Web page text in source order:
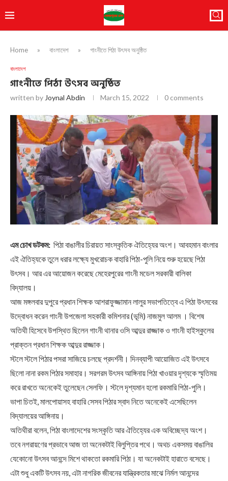
Home » বাংলাদেশ » গাংনীতে পিঠা উৎসব অনুষ্ঠিত
বাংলাদেশ
গাংনীতে পিঠা উৎসব অনুষ্ঠিত
written by Joynal Abdin March 15, 2022 0 comments
এম চোখ ডটকম: পিঠা বাঙালীর চিরায়ত সাংস্কৃতিক ঐতিহ্যের অংশ। আবহমান বাংলার
এই ঐতিহ্যকে তুলে ধরার লক্ষ্যে মুখরোচক বাহারি পিঠা-পুলি নিয়ে শুরু হয়েছে পিঠা
উৎসব। আর এর আয়োজন করেছে মেহেরপুরের গাংনী মডেল সরকারী বালিকা
বিদ্যালয়।
আজ মঙ্গলবার দুপুরে প্রধান শিক্ষক আশরাফুজ্জামান লালুর সভাপতিত্বে এ পিঠা উৎসবের
উদ্বোধন করেন গাংনী উপজেলা সহকারী কমিশনার (ভূমি) নাজমুল আলম । বিশেষ
অতিথী হিসেবে উপস্থিত ছিলেন গাংনী থানার ওসি আব্দুর রাজ্জাক ও গাংনী হাইস্কুলের
প্রাক্তন প্রধান শিক্ষক আব্দুর রাজ্জাক।
স্টলে স্টলে পিঠার পসরা সাজিয়ে চলছে প্রদর্শনী। দিনব্যাপী আয়োজিত এই উৎসবে
ছিলো নানা রকম পিঠার সমাহার। সরগরম উৎসব আঙ্গিনায় পিঠা খাওয়ার দৃশ্যকে স্মৃতিময়
করে রাখতে অনেকেই তুলেছেন সেলফি। স্টলে দৃশ্যমান হলো রকমারি পিঠা-পুলি।
ভাপা চিতই, মালপোয়াসহ বাহারি সেসব পিঠার স্বাদ নিতে অনেকেই এসেছিলেন
বিদ্যালয়ের আঙ্গিনায়।
অতিথীরা বলেন, পিঠা বাংলাদেশের সংস্কৃতি আর ঐতিহ্যের এক অবিচ্ছেদ্য অংশ।
তবে নগরায়ণের প্রভাবে আজ তা অনেকটাই বিলুপ্তির পথে। অথচ একসময় বাঙালির
যেকোনো উৎসব আনন্দে মিশে থাকতো রকমারি পিঠা। যা অনেকটাই হারাতে বসেছে।
এটা শুধু একটি উৎসব নয়, এটা নাগরিক জীবনের যান্ত্রিকতার মাঝে নির্মল আনন্দের